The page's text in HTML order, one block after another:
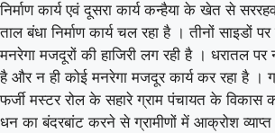
निर्माण कार्य एवं दूसरा कार्य कन्हैया के खेत से
ताल बंधा निर्माण कार्य चल रहा है । तीनों साइडों
मनरेगा मजदूरों की हाजिरी लग रही है । धरातल पर
है और न ही कोई मनरेगा मजदूर कार्य कर रहा है ।
फर्जी मस्टर रोल के सहारे ग्राम पंचायत के विकास
धन का बंदरबांट करने से ग्रामीणों में आक्रोश